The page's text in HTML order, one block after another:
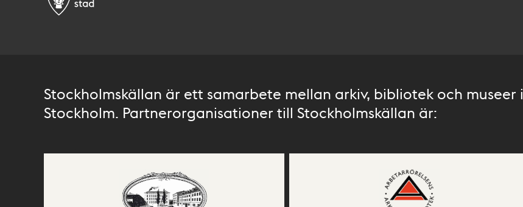
Stockholmskällan är ett samarbete mellan arkiv, bibliotek och museer i
Stockholm. Partnerorganisationer till Stockholmskällan är: